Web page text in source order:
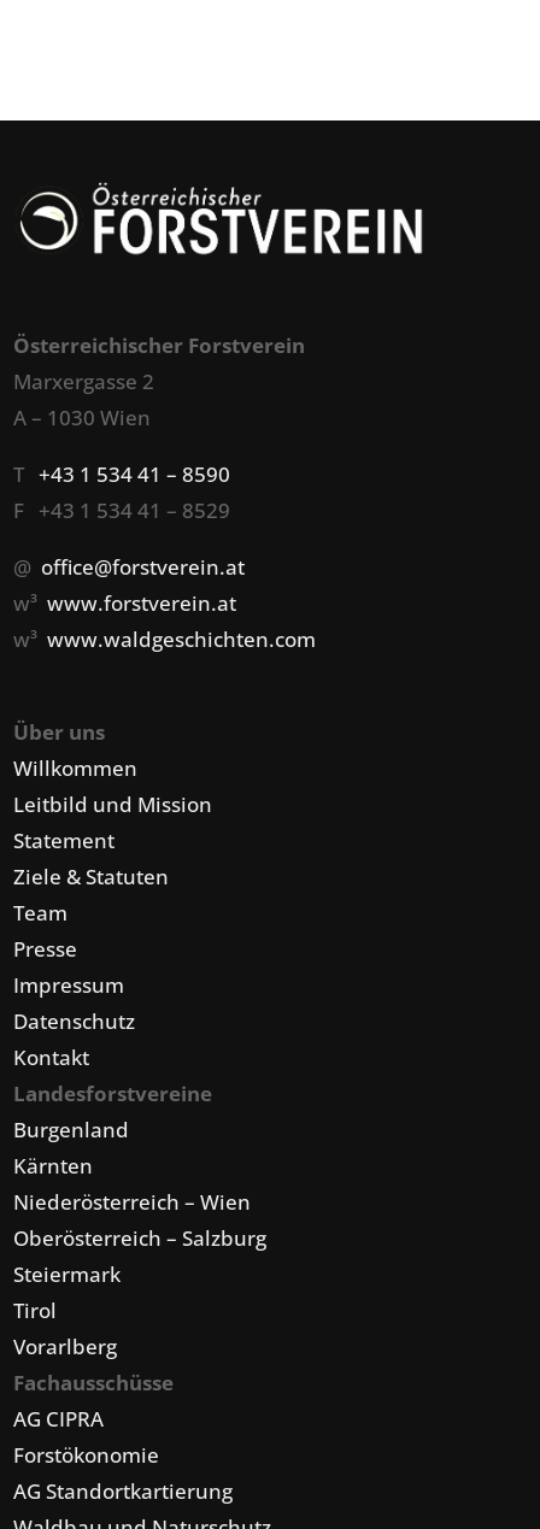
Österreichischer Forstverein
Marxergasse 2
A – 1030 Wien
T+43 1 534 41 – 8590
F +43 1 534 41 – 8529
@ office@forstverein.at
w³www.forstverein.at
w³www.waldgeschichten.com
Über uns
Willkommen
Leitbild und Mission
Statement
Ziele & Statuten
Team
Presse
Impressum
Datenschutz
Kontakt
Landesforstvereine
Burgenland
Kärnten
Niederösterreich – Wien
Oberösterreich – Salzburg
Steiermark
Tirol
Vorarlberg
Fachausschüsse
AG CIPRA
Forstökonomie
AG Standortkartierung